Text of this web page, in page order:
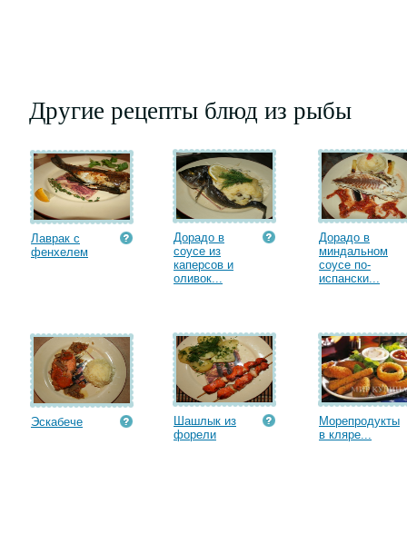
Другие рецепты блюд из рыбы
Лаврак с
фенхелем
Дорадо в
соусе из
каперсов и
оливок...
Дорадо в
миндальном
соусе по-
испански...
Эскабече
Шашлык из
форели
Морепродукты
в кляре...